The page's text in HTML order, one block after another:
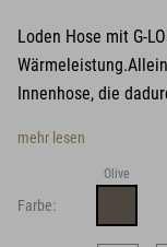
Loden Hose mit G-
Innenhose, die
mehr lesen
Farbe:
Olive